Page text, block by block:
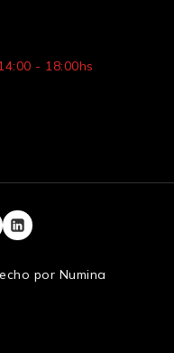
- 18:00hs
por Numina